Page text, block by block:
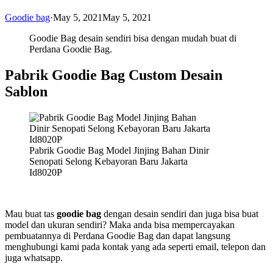
Goodie bag·May 5, 2021May 5, 2021
Goodie Bag desain sendiri bisa dengan mudah buat di
Perdana Goodie Bag.
Pabrik Goodie Bag Custom Desain
Sablon
Pabrik Goodie Bag Model Jinjing Bahan Dinir
Senopati Selong Kebayoran Baru Jakarta
Id8020P
Mau buat tas goodie bag dengan desain sendiri dan juga bisa buat
model dan ukuran sendiri? Maka anda bisa mempercayakan
pembuatannya di Perdana Goodie Bag dan dapat langsung
menghubungi kami pada kontak yang ada seperti email, telepon dan
juga whatsapp.